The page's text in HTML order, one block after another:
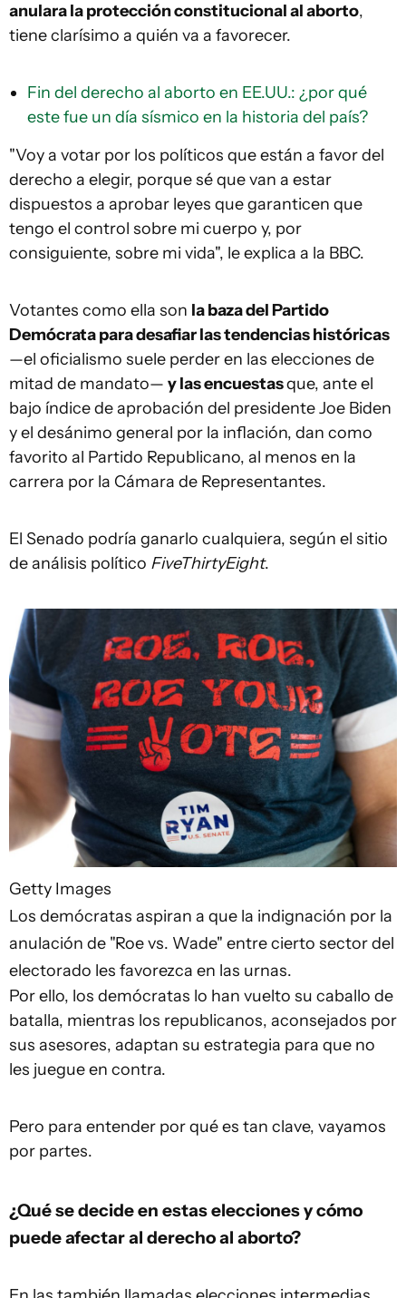
anulara la protección constitucional al aborto,
tiene clarísimo a quién va a favorecer.
Fin del derecho al aborto en EE.UU.: ¿por qué
este fue un día sísmico en la historia del país?
"Voy a votar por los políticos que están a favor del
derecho a elegir, porque sé que van a estar
dispuestos a aprobar leyes que garanticen que
tengo el control sobre mi cuerpo y, por
consiguiente, sobre mi vida", le explica a la BBC.
Votantes como ella son la baza del Partido
Demócrata para desafiar las tendencias históricas
—el oficialismo suele perder en las elecciones de
mitad de mandato— y las encuestasque, ante el
bajo índice de aprobación del presidente Joe Biden
y el desánimo general por la inflación, dan como
favorito al Partido Republicano, al menos en la
carrera por la Cámara de Representantes.
El Senado podría ganarlo cualquiera, según el sitio
de análisis político FiveThirtyEight.
Getty Images
Los demócratas aspiran a que la indignación por la
anulación de "Roe vs. Wade" entre cierto sector del
electorado les favorezca en las urnas.
Por ello, los demócratas lo han vuelto su caballo de
batalla, mientras los republicanos, aconsejados por
sus asesores, adaptan su estrategia para que no
les juegue en contra.
Pero para entender por qué es tan clave, vayamos
por partes.
¿Qué se decide en estas elecciones y cómo
puede afectar al derecho al aborto?